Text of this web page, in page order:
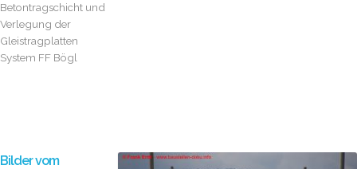
Betontragschicht und
Verlegung der
Gleistragplatten
System FF Bögl
Bilder vom